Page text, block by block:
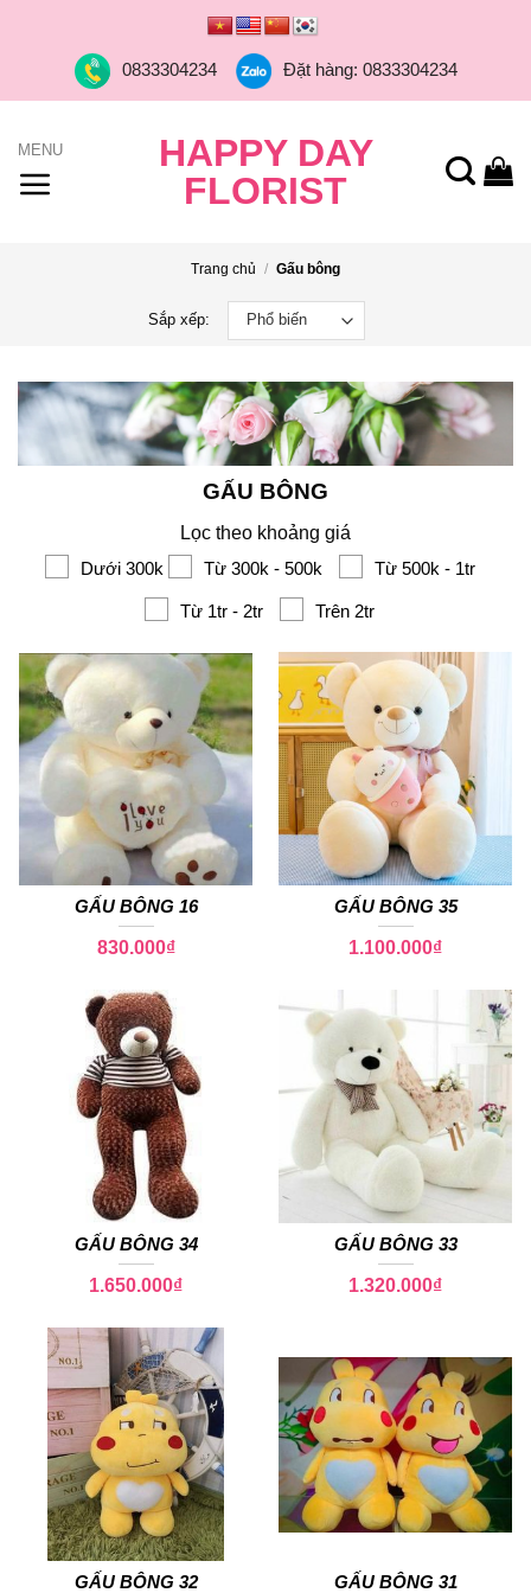
0833304234 Đặt hàng: 0833304234
HAPPY DAY
FLORIST
Trang chủ / Gấu bông
Sắp xếp:
GẤU BÔNG
Lọc theo khoảng giá
Dưới 300k
Từ 300k - 500k Từ 500k - 1tr
Từ 1tr - 2tr Trên 2tr
GẤU BÔNG 16
830.000₫
GẤU BÔNG 35
1.100.000₫
GẤU BÔNG 34
1.650.000₫
GẤU BÔNG 33
1.320.000₫
GẤU BÔNG 32 GẤU BÔNG 31